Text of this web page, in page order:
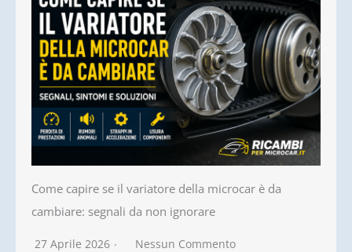
Come capire se il variatore della microcar è da
cambiare: segnali da non ignorare
27 Aprile 2026 Nessun Commento